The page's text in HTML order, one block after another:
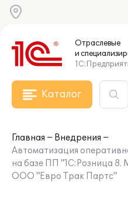
Отраслевые
и
Каталог
Главная
Внедрения
Автоматизация
на базе ПП "1С:Розница 8.
ООО "Евро Трак Партс"